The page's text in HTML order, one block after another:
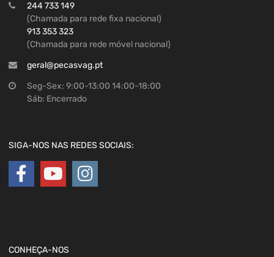
244 733 149
(Chamada para rede fixa nacional)
913 353 323
(Chamada para rede móvel nacional)
geral@pecasvag.pt
Seg-Sex: 9:00-13:00 14:00-18:00
Sáb: Encerrado
SIGA-NOS NAS REDES SOCIAIS:
CONHEÇA-NOS